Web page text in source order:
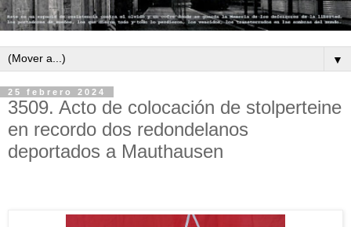
▼
25 febrero 2024
3509. Acto de colocación de stolperteine
en recordo dos redondelanos
deportados a Mauthausen